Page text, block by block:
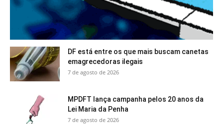
DF está entre os que mais buscam canetas
emagrecedoras ilegais
7 de agosto de 2026
MPDFT lança campanha pelos 20 anos da
Lei Maria da Penha
7 de agosto de 2026